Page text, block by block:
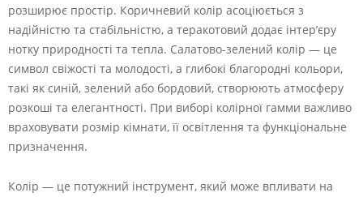
розширює простір. Коричневий колір асоціюється з
надійністю та стабільністю, а теракотовий додає інтер’єру
нотку природності та тепла. Салатово-зелений колір — це
символ свіжості та молодості, а глибокі благородні кольори,
такі як синій, зелений або бордовий, створюють атмосферу
розкоші та елегантності. При виборі колірної гамми важливо
враховувати розмір кімнати, її освітлення та функціональне
призначення.
Колір — це потужний інструмент, який може впливати на